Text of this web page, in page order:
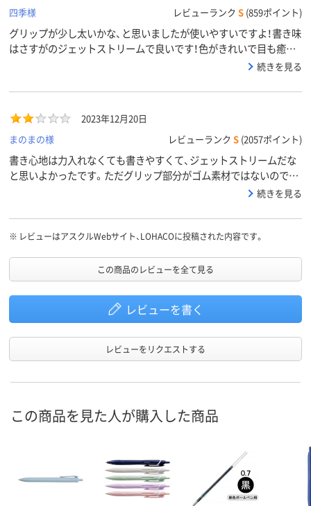
四季様
レビューランク S (859ポイント)
グリップが少し太いかな、と思いましたが使いやすいですよ！書き味
はさすがのジェットストリームで良いです！色がきれいで目も癒さ
続きを見る
2023年12月20日
まのまの様
レビューランク S (2057ポイント)
書き心地は力入れなくても書きやすくて、ジェットストリームだな
と思いよかったです。ただグリップ部分がゴム素材ではないので掴
続きを見る
※ レビューはアスクルWebサイト、LOHACOに投稿された内容です。
この商品のレビューを全て見る
レビューを書く
レビューをリクエストする
この商品を見た人が購入した商品